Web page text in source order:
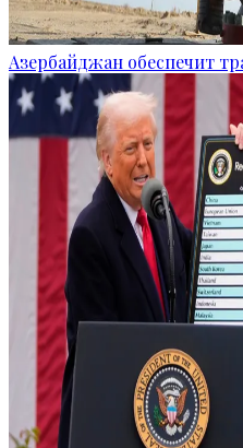
Азербайджан обеспечит